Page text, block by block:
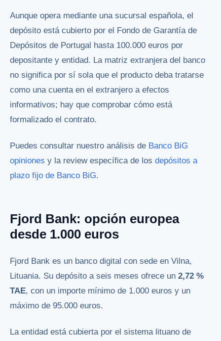
Aunque opera mediante una sucursal española, el
depósito está cubierto por el Fondo de Garantía de
Depósitos de Portugal hasta 100.000 euros por
depositante y entidad. La matriz extranjera del banco
no significa por sí sola que el producto deba tratarse
como una cuenta en el extranjero a efectos
informativos; hay que comprobar cómo está
formalizado el contrato.
Puedes consultar nuestro análisis de Banco BiG
opiniones y la review específica de los depósitos a
plazo fijo de Banco BiG.
Fjord Bank: opción europea
desde 1.000 euros
Fjord Bank es un banco digital con sede en Vilna,
Lituania. Su depósito a seis meses ofrece un 2,72 %
TAE, con un importe mínimo de 1.000 euros y un
máximo de 95.000 euros.
La entidad está cubierta por el sistema lituano de